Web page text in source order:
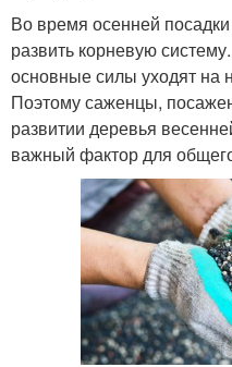
Во время осенней
развить корневую
основные силы уходят на
Поэтому саженцы,
развитии деревья
важный фактор для